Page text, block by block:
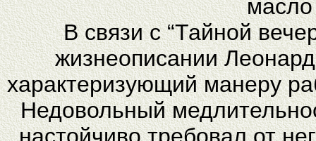
В связи с “Тайной
жизнеописании
характеризующий манеру
Недовольный